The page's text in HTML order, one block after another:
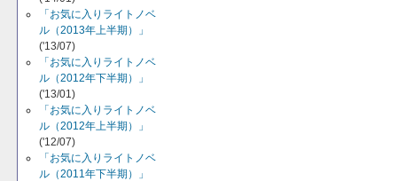
「お気に入りライトノベ
ル（2013年上半期）」
('13/07)
「お気に入りライトノベ
ル（2012年下半期）」
('13/01)
「お気に入りライトノベ
ル（2012年上半期）」
('12/07)
「お気に入りライトノベ
ル（2011年下半期）」